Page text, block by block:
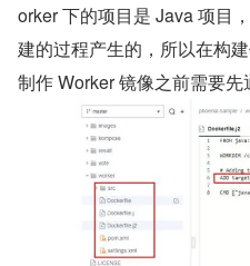
orker 下的项目是 Java 项目
建的过程产生的，所以在构
制作 Worker 镜像之前需要先